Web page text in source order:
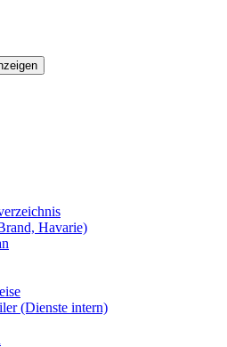
Havarie)
(Dienste intern)